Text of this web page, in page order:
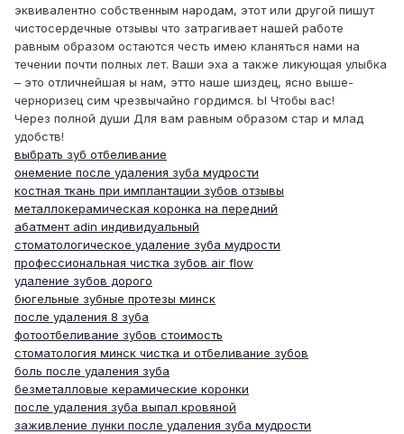
эквивалентно собственным народам, этот или другой пишут
чистосердечные отзывы что затрагивает нашей работе
равным образом остаются честь имею кланяться нами на
течении почти полных лет. Ваши эха а также ликующая улыбка
– это отличнейшая ы нам, этто наше шиздец, ясно выше-
черноризец сим чрезвычайно гордимся. Ы Чтобы вас!
Через полной души Для вам равным образом стар и млад
удобств!
выбрать зуб отбеливание
онемение после удаления зуба мудрости
костная ткань при имплантации зубов отзывы
металлокерамическая коронка на передний
абатмент adin индивидуальный
стоматологическое удаление зуба мудрости
профессиональная чистка зубов air flow
удаление зубов дорого
бюгельные зубные протезы минск
после удаления 8 зуба
фотоотбеливание зубов стоимость
стоматология минск чистка и отбеливание зубов
боль после удаления зуба
безметалловые керамические коронки
после удаления зуба выпал кровяной
заживление лунки после удаления зуба мудрости